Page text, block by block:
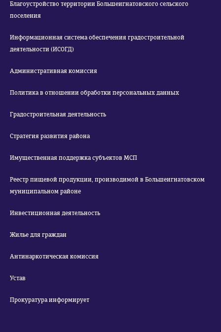
Благоустройство территории Большеигнатовского сельского
поселения
Информационная система обеспечения градостроительной
деятельности (ИСОГД)
Административная комиссия
Политика в отношении обработки персональных данных
Градостроительная деятельность
Стратегия развития района
Имущественная поддержка субъектов МСП
Реестр пищевой продукции, производимой в Большеигнатовском
муниципальном районе
Инвестиционная деятельность
Жилье для граждан
Антинаркотическая комиссия
Устав
Прокуратура информирует